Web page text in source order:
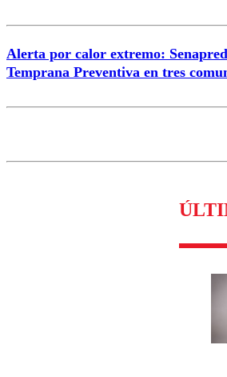
Alerta por calor extremo:
Temprana Preventiva en tres